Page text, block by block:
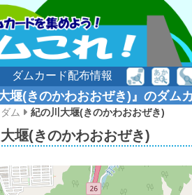
ダムカード配布情報
堰(きのかわおおぜき)』のダム
ダム 紀の川大堰(きのかわおおぜき)
堰(きのかわおおぜき)